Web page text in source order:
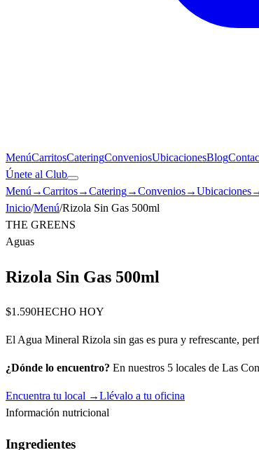
MenúCarritosCateringConveniosUbicacionesBlog
Únete al Club
Menú →Carritos→Catering→Convenios→Ubicaciones
Inicio/Menú/Rizola Sin Gas 500ml
THE GREENS
Aguas
Rizola Sin Gas 500ml
$1.590HECHO HOY
El Agua Mineral Rizola sin gas es pura y refrescante,
¿Dónde lo encuentro? En nuestros 5 locales de Las
Encuentra tu local →Llévalo a tu oficina
Información nutricional
Ingredientes